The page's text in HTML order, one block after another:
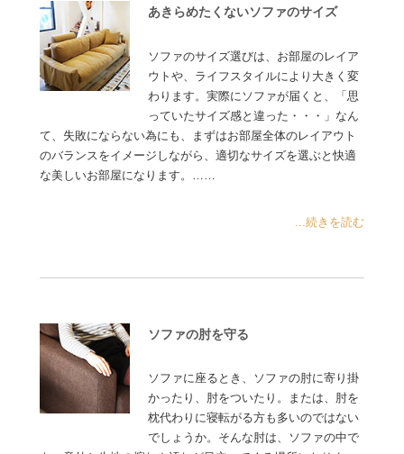
あきらめたくないソファのサイズ
ソファのサイズ選びは、お部屋のレイア
ウトや、ライフスタイルにより大きく変
わります。実際にソファが届くと、「思
っていたサイズ感と違った・・・」なん
て、失敗にならない為にも、まずはお部屋全体のレイアウト
のバランスをイメージしながら、適切なサイズを選ぶと快適
な美しいお部屋になります。……
...続きを読む
ソファの肘を守る
ソファに座るとき、ソファの肘に寄り掛
かったり、肘をついたり。または、肘を
枕代わりに寝転がる方も多いのではない
でしょうか。そんな肘は、ソファの中で